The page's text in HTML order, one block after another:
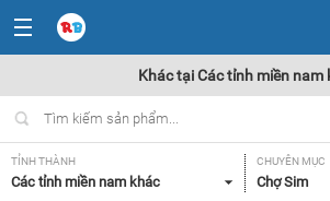
Khác tại Các tỉnh miền nam
TỈNH THÀNH
Các tỉnh miền nam khác
CHUYÊN MỤC
Chợ Sim